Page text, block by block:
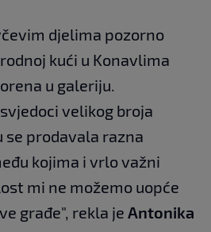
djelima pozorno
kući u Konavlima
u galeriju.
velikog broja
se prodavala razna
kojima i vrlo važni
mi ne možemo uopće
građe", rekla je Antonika